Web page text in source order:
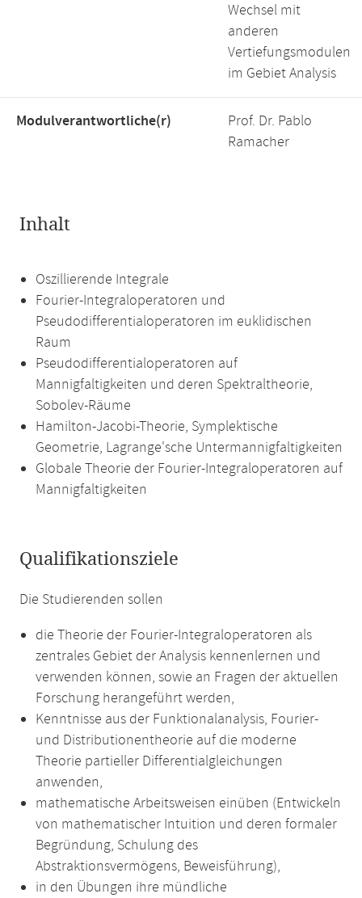
Wechsel mit
anderen
Vertiefungsmodulen
im Gebiet Analysis
Modulverantwortliche(r)
Prof. Dr. Pablo
Ramacher
Inhalt
Oszillierende Integrale
Fourier-Integraloperatoren und
Pseudodifferentialoperatoren im euklidischen
Raum
Pseudodifferentialoperatoren auf
Mannigfaltigkeiten und deren Spektraltheorie,
Sobolev-Räume
Hamilton-Jacobi-Theorie, Symplektische
Geometrie, Lagrange'sche Untermannigfaltigkeiten
Globale Theorie der Fourier-Integraloperatoren auf
Mannigfaltigkeiten
Qualifikationsziele
Die Studierenden sollen
die Theorie der Fourier-Integraloperatoren als
zentrales Gebiet der Analysis kennenlernen und
verwenden können, sowie an Fragen der aktuellen
Forschung herangeführt werden,
Kenntnisse aus der Funktionalanalysis, Fourier-
und Distributionentheorie auf die moderne
Theorie partieller Differentialgleichungen
anwenden,
mathematische Arbeitsweisen einüben (Entwickeln
von mathematischer Intuition und deren formaler
Begründung, Schulung des
Abstraktionsvermögens, Beweisführung),
in den Übungen ihre mündliche